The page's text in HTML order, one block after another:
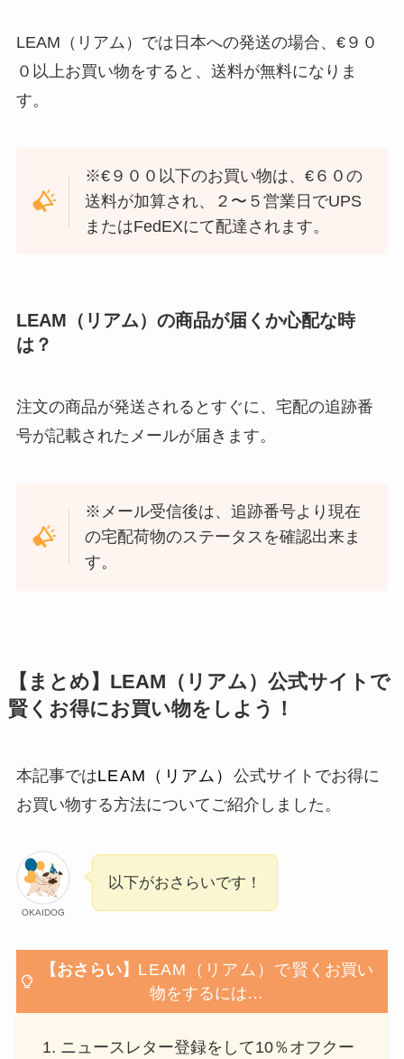
LEAM（リアム）では日本への発送の場合、€９０
０以上お買い物をすると、送料が無料になりま
す。
※€９００以下のお買い物は、€６０の
送料が加算され、２〜５営業日でUPS
またはFedEXにて配達されます。
LEAM（リアム）の商品が届くか心配な時
は？
注文の商品が発送されるとすぐに、宅配の追跡番
号が記載されたメールが届きます。
※メール受信後は、追跡番号より現在
の宅配荷物のステータスを確認出来ま
す。
【まとめ】LEAM（リアム）公式サイトで
賢くお得にお買い物をしよう！
本記事ではLEAM（リアム） 公式サイトでお得に
お買い物する方法についてご紹介しました。
OKAIDOG
以下がおさらいです！
【おさらい】 LEAM（リアム） で賢くお買い
物をするには…
ニュースレター登録をして10％オフクー